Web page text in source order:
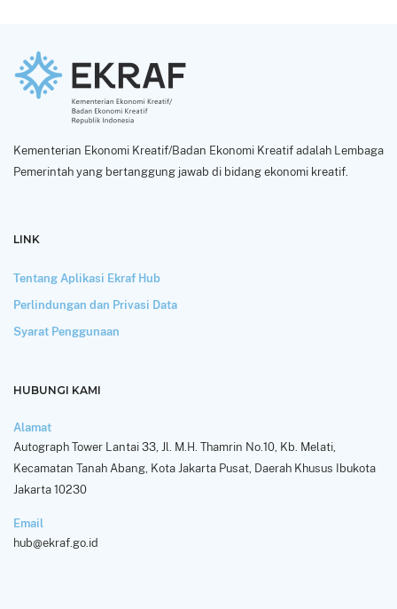
Kementerian Ekonomi Kreatif/Badan Ekonomi Kreatif adalah Lembaga
Pemerintah yang bertanggung jawab di bidang ekonomi kreatif.
LINK
Tentang Aplikasi Ekraf Hub
Perlindungan dan Privasi Data
Syarat Penggunaan
HUBUNGI KAMI
Alamat
Autograph Tower Lantai 33, Jl. M.H. Thamrin No.10, Kb. Melati,
Kecamatan Tanah Abang, Kota Jakarta Pusat, Daerah Khusus Ibukota
Jakarta 10230
Email
hub@ekraf.go.id